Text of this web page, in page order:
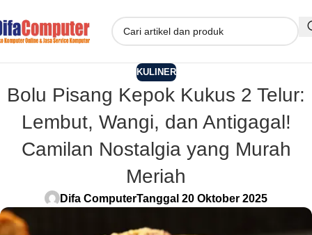
KULINER
Bolu Pisang Kepok Kukus 2 Telur:
Lembut, Wangi, dan Antigagal!
Camilan Nostalgia yang Murah
Meriah
Difa ComputerTanggal 20 Oktober 2025